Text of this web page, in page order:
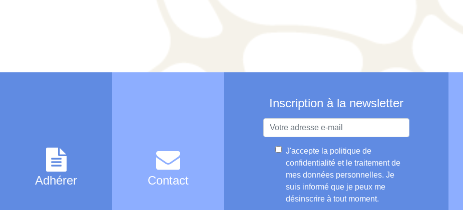
Adhérer Contact
Inscription à la newsletter
J'accepte la politique de
confidentialité et le traitement de
mes données personnelles. Je
suis informé que je peux me
désinscrire à tout moment.